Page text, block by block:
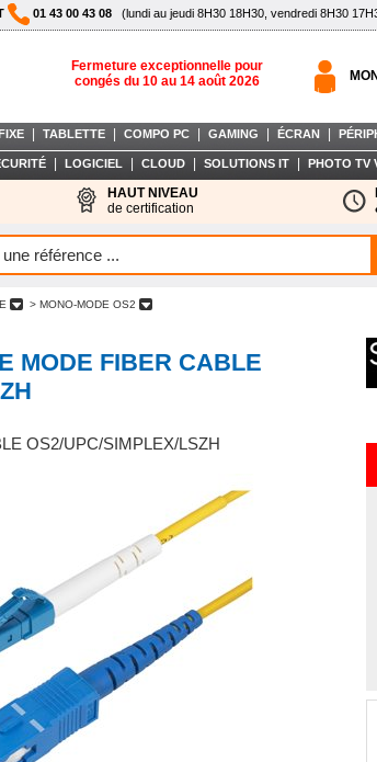
01 43 00 43 08 (lundi au jeudi 8H30 18H30, vendredi 8H30
Fermeture exceptionnelle pour
congés du 10 au 14 août 2026
TABLETTE COMPO PC GAMING ÉCRAN
LOGICIEL CLOUD SOLUTIONS IT PHOTO TV
HAUT NIVEAU
de certification
> MONO-MODE OS2
MODE FIBER CABLE
OS2/UPC/SIMPLEX/LSZH